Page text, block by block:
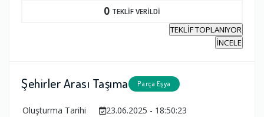
0 TEKLİF VERİLDİ
TEKLİF TOPLANIYOR
İNCELE
Şehirler Arası Taşıma Parça Eşya
Oluşturma Tarihi
23.06.2025 - 18:50:23